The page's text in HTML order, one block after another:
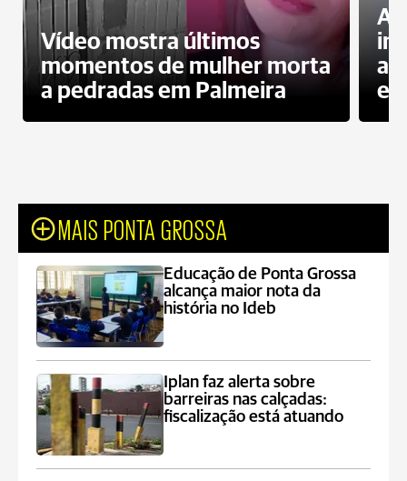
Vídeo mostra últimos
momentos de mulher morta
a pedradas em Palmeira
MAIS PONTA GROSSA
Educação de Ponta Grossa
alcança maior nota da
história no Ideb
Iplan faz alerta sobre
barreiras nas calçadas:
fiscalização está atuando